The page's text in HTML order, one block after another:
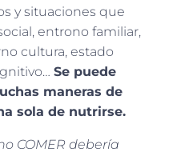
y situaciones que
entrono familiar,
cultura, estado
Se puede
maneras de
sola de nutrirse.
COMER debería